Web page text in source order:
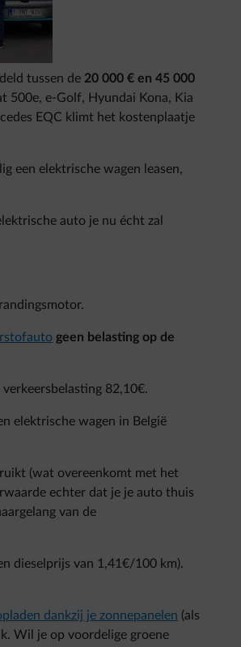
tussen de 20 000 € en 45 000
500e, e-Golf, Hyundai Kona, Kia
EQC klimt het kostenplaatje
een elektrische wagen leasen,
auto je nu écht zal
geen belasting op de
82,10€.
elektrische wagen in België
(wat overeenkomt met het
echter dat je je auto thuis
van de
dieselprijs van 1,41€/100 km).
dankzij je zonnepanelen (als
Wil je op voordelige groene